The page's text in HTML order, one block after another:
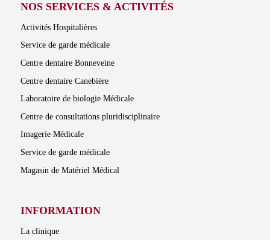
NOS SERVICES & ACTIVITÉS
Activités Hospitalières
Service de garde médicale
Centre dentaire Bonneveine
Centre dentaire Canebière
Laboratoire de biologie Médicale
Centre de consultations pluridisciplinaire
Imagerie Médicale
Service de garde médicale
Magasin de Matériel Médical
INFORMATION
La clinique